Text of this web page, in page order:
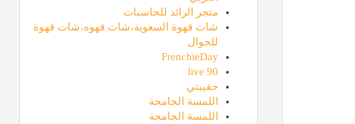
متجر الرائد للحاسبات
شات قهوة السعوية،شات قهوه،شات قهوة
للجوال
FrenchieDay
90 live
حقيبتي
اللمسة الجامحة
اللمسة الجامحة